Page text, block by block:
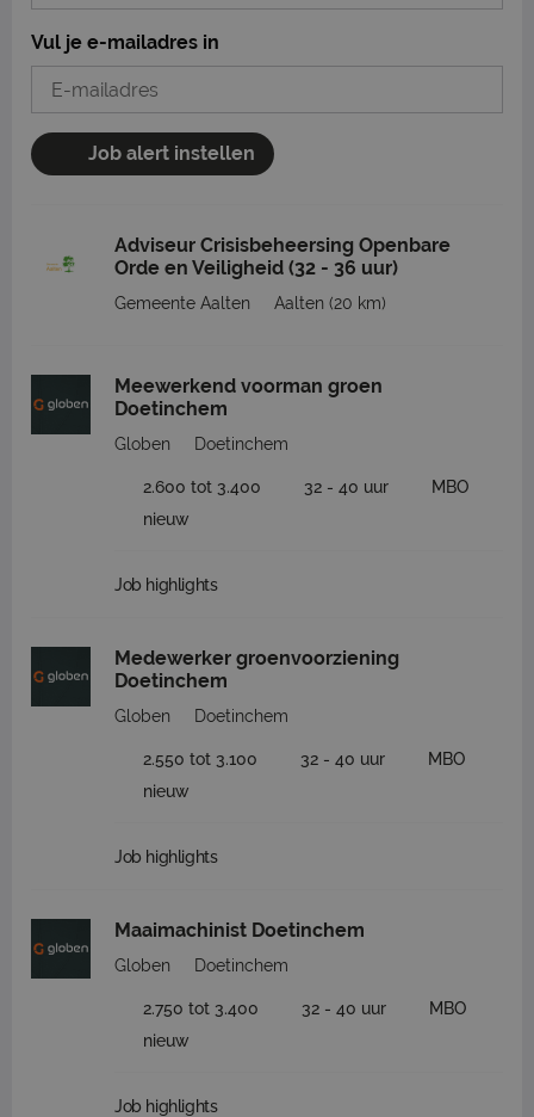
Vul je e-mailadres in
Job alert instellen
Adviseur Crisisbeheersing Openbare
Orde en Veiligheid (32 - 36 uur)
Gemeente Aalten Aalten (20 km)
Meewerkend voorman groen
Doetinchem
Globen Doetinchem
2.600 tot 3.400 32 - 40 uur
MBO
nieuw
Job highlights
Medewerker groenvoorziening
Doetinchem
Globen Doetinchem
2.550 tot 3.100 32 - 40 uur
MBO
nieuw
Job highlights
Maaimachinist Doetinchem
Globen Doetinchem
2.750 tot 3.400 32 - 40 uur
MBO
nieuw
Job highlights